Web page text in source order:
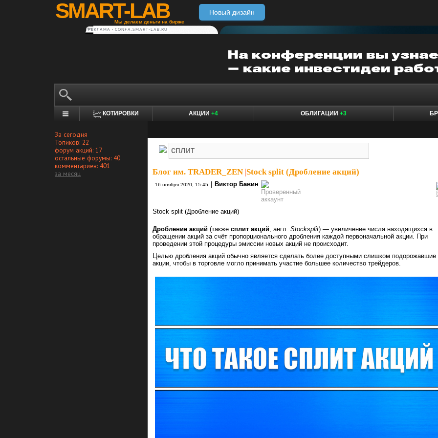
SMART-LAB
Мы делаем деньги на бирже
Новый дизайн
РЕКЛАМА • CONFA.SMART-LAB.RU
КОТИРОВКИ АКЦИИ +4 ОБЛИГАЦИИ +3
За сегодня
Топиков: 22
форум акций: 17
остальные форумы: 40
комментариев: 401
за месяц
Блог им. TRADER_ZEN Stock split (Дробление акций)
16 ноября 2020, 15:45 Виктор Бавин
Stock split (Дробление акций)
Дробление акций (также сплит акций , англ. Stocksplit) — увеличение числа находящихся в
обращении акций за счёт пропорционального дробления каждой первоначальной акции. При
проведении этой процедуры эмиссии новых акций не происходит.
Целью дробления акций обычно является сделать более доступными слишком подорожавшие
акции, чтобы в торговле могло принимать участие большее количество трейдеров.